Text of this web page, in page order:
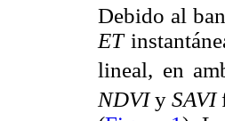
Debido al
ET
lineal, en
NDVIySAVI